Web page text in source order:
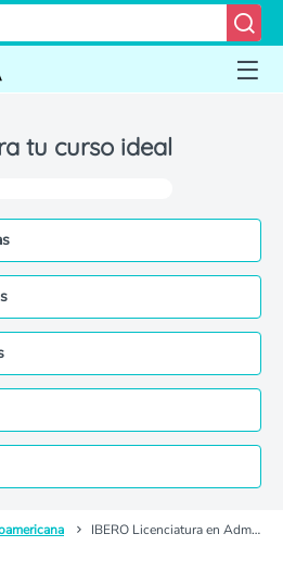
tu curso ideal
IBERO Licenciatura en Administración Turística y de la Hospitalidad